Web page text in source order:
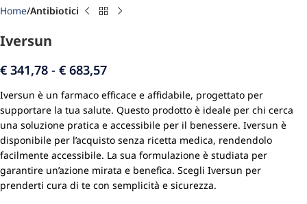
Home Antibiotici
Iversun
€ 341,78 - € 683,57
Iversun è un farmaco efficace e affidabile, progettato per
supportare la tua salute. Questo prodotto è ideale per chi cerca
una soluzione pratica e accessibile per il benessere. Iversun è
disponibile per l’acquisto senza ricetta medica, rendendolo
facilmente accessibile. La sua formulazione è studiata per
garantire un’azione mirata e benefica. Scegli Iversun per
prenderti cura di te con semplicità e sicurezza.